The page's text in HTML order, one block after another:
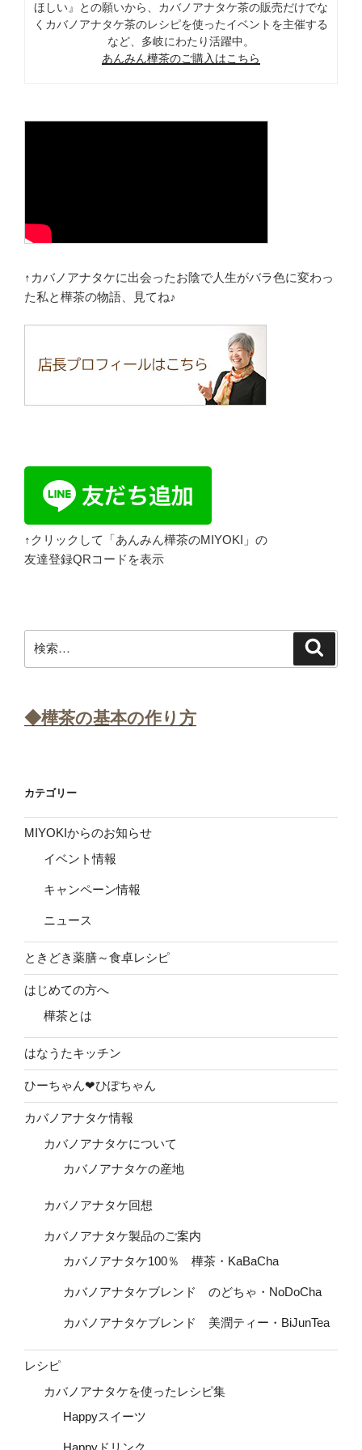
ほしい』との願いから、カバノアナタケ茶の販売だけでな
くカバノアナタケ茶のレシピを使ったイベントを主催する
など、多岐にわたり活躍中。
あんみん樺茶のご購入はこちら
↑カバノアナタケに出会ったお陰で人生がバラ色に変わっ
た私と樺茶の物語、見てね♪
↑クリックして「あんみん樺茶のMIYOKI」の
友達登録QRコードを表示
索:
◆樺茶の基本の作り方
カテゴリー
MIYOKIからのお知らせ
イベント情報
キャンペーン情報
ニュース
ときどき薬膳～食卓レシピ
はじめての方へ
樺茶とは
はなうたキッチン
ひーちゃん❤ひぽちゃん
カバノアナタケ情報
カバノアナタケについて
カバノアナタケの産地
カバノアナタケ回想
カバノアナタケ製品のご案内
カバノアナタケ100％ 樺茶・KaBaCha
カバノアナタケブレンド のどちゃ・NoDoCha
カバノアナタケブレンド 美潤ティー・BiJunTea
レシピ
カバノアナタケを使ったレシピ集
Happyスイーツ